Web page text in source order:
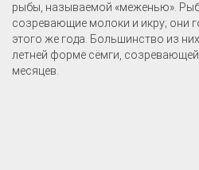
рыбы, называемой «меженью».
созревающие молоки и икру; они
этого же года. Большинство из
летней форме сёмги, созревающей
месяцев.